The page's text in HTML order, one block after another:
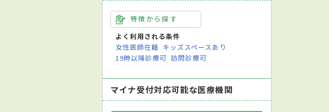
特徴から探す
よく利用される条件
女性医師在籍 キッズスペースあり
19時以降診療可 訪問診療可
マイナ受付対応可能な医療機関